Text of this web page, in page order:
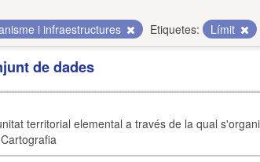
i infraestructures Etiquetes: Límit
de dades
territorial elemental a través de la qual